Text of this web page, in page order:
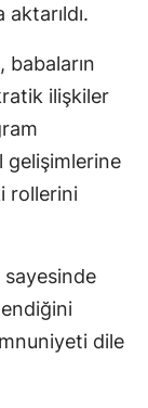
ilişkiler
gelişimlerine
rollerini
sayesinde
dile